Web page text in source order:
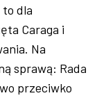
dla
Caraga i
Na
sprawą: Rada
przeciwko